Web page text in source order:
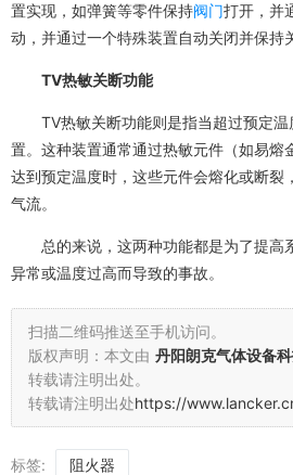
置实现，如弹簧等零件保持阀门打开，并
动，并通过一个特殊装置自动关闭并保持
TV热敏关断功能
TV热敏关断功能则是指当超过预定
置。这种装置通常通过热敏元件（如易熔
达到预定温度时，这些元件会熔化或断裂
气流。
总的来说，这两种功能都是为了提高
异常或温度过高而导致的事故。
扫描二维码推送至手机访问。
版权声明：本文由 丹阳朗克气体设备
转载请注明出处。
转载请注明出处https://
标签: 阻火器